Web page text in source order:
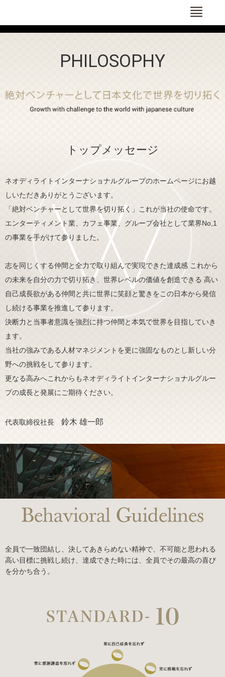
PHILOSOPHY
トップメッセージ
ネオディライトインターナショナルグループのホームページにお越
しいただきありがとうございます。
「絶対ベンチャーとして世界を切り拓く」これが当社の使命です。
エンターティメント業、カフェ事業、グループ会社として業界No,1
の事業を手がけて参りました。
志を同じくする仲間と全力で取り組んで実現できた達成感 これから
の未来を自分の力で切り拓き、世界レベルの価値を創造できる 高い
自己成長欲がある仲間と共に世界に笑顔と驚きをこの日本から発信
し続ける事業を推進して参ります。
決断力と当事者意識を強烈に持つ仲間と本気で世界を目指していき
ます。
当社の強みである人材マネジメントを更に強固なものとし新しい分
野への挑戦をして参ります。
更なる高みへこれからもネオディライトインターナショナルグルー
プの成長と発展にご期待ください。
代表取締役社長 鈴木 雄一郎
全員で一致団結し、決してあきらめない精神で、 不可能と思われる
高い目標に挑戦し続け、 達成できた時には、全員でその最高の喜び
を分かち合う。